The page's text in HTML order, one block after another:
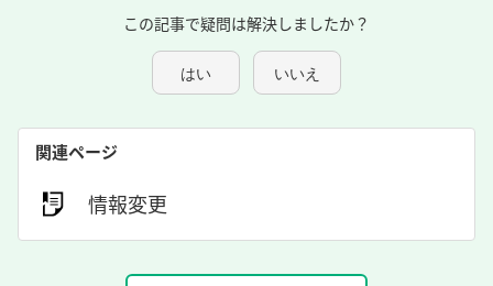
この記事で疑問は解決しましたか？
はい いいえ
関連ページ
情報変更